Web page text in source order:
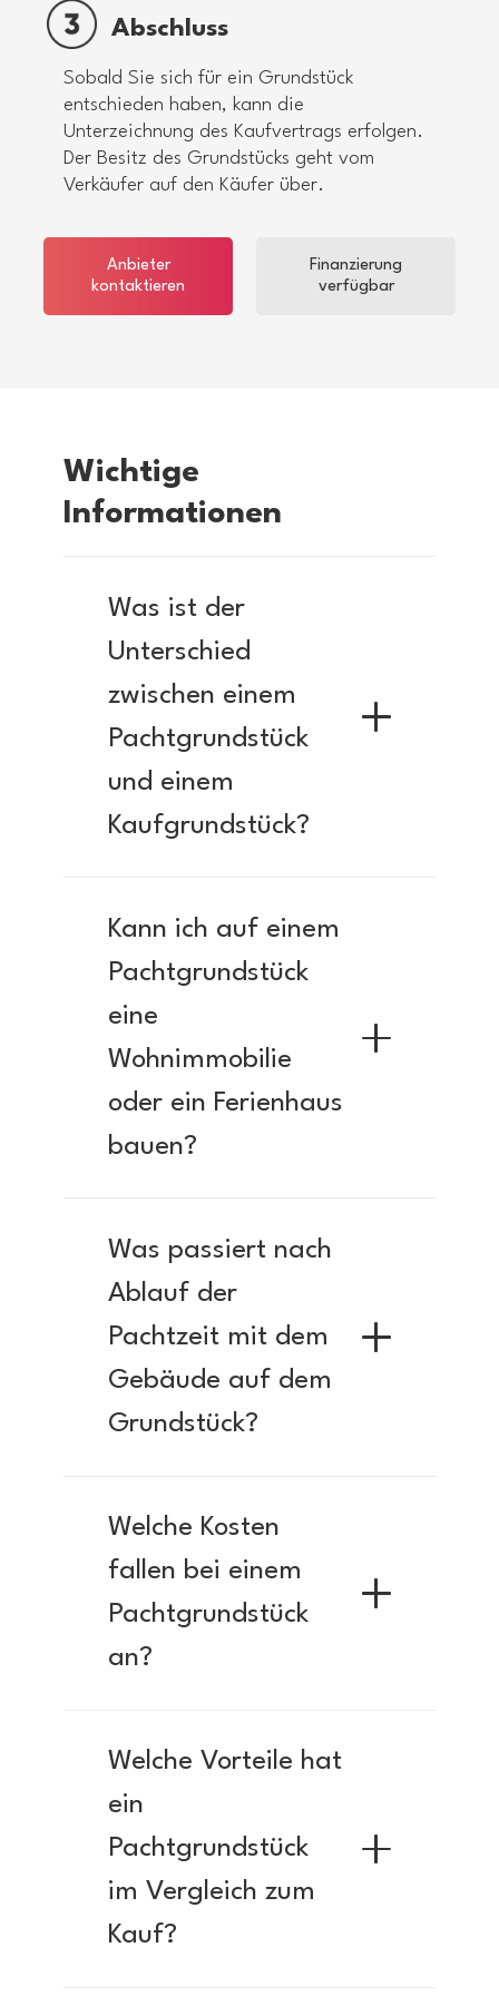
Abschluss
Sobald Sie sich für ein Grundstück
entschieden haben, kann die
Unterzeichnung des Kaufvertrags erfolgen.
Der Besitz des Grundstücks geht vom
Verkäufer auf den Käufer über.
Anbieter
kontaktieren
Finanzierung
verfügbar
Wichtige
Informationen
Was ist der
Unterschied
zwischen einem
Pachtgrundstück
und einem
Kaufgrundstück?
Kann ich auf einem
Pachtgrundstück
eine
Wohnimmobilie
oder ein Ferienhaus
bauen?
Was passiert nach
Ablauf der
Pachtzeit mit dem
Gebäude auf dem
Grundstück?
Welche Kosten
fallen bei einem
Pachtgrundstück
an?
Welche Vorteile hat
ein
Pachtgrundstück
im Vergleich zum
Kauf?